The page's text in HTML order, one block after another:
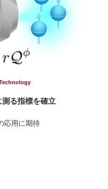
る指標を確立
応用に期待